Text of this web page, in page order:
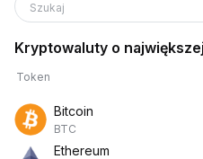
Szukaj
Kryptowaluty o
Token
Bitcoin
BTC
Ethereum